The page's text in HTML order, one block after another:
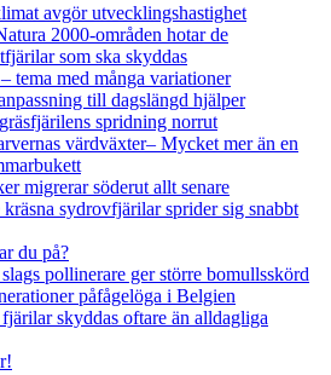
avgör utvecklingshastighet
2000-områden hotar de
som ska skyddas
tema med många variationer
till dagslängd hjälper
spridning norrut
värdväxter– Mycket mer än en
migrerar söderut allt senare
sydrovfjärilar sprider sig snabbt
du på?
pollinerare ger större bomullsskörd
påfågelöga i Belgien
skyddas oftare än alldagliga